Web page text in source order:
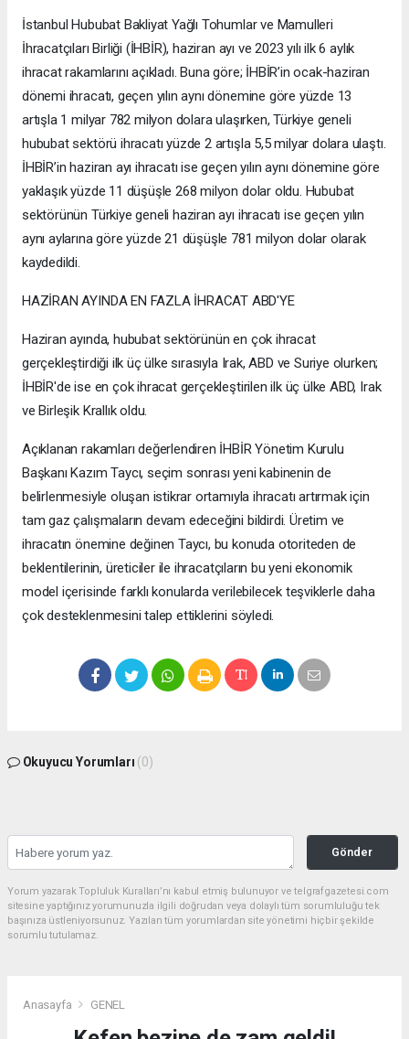
İstanbul Hububat Bakliyat Yağlı Tohumlar ve Mamulleri
İhracatçıları Birliği (İHBİR), haziran ayı ve 2023 yılı ilk 6 aylık
ihracat rakamlarını açıkladı. Buna göre; İHBİR’in ocak-haziran
dönemi ihracatı, geçen yılın aynı dönemine göre yüzde 13
artışla 1 milyar 782 milyon dolara ulaşırken, Türkiye geneli
hububat sektörü ihracatı yüzde 2 artışla 5,5 milyar dolara ulaştı.
İHBİR’in haziran ayı ihracatı ise geçen yılın aynı dönemine göre
yaklaşık yüzde 11 düşüşle 268 milyon dolar oldu. Hububat
sektörünün Türkiye geneli haziran ayı ihracatı ise geçen yılın
aynı aylarına göre yüzde 21 düşüşle 781 milyon dolar olarak
kaydedildi.
HAZİRAN AYINDA EN FAZLA İHRACAT ABD'YE
Haziran ayında, hububat sektörünün en çok ihracat
gerçekleştirdiği ilk üç ülke sırasıyla Irak, ABD ve Suriye olurken;
İHBİR'de ise en çok ihracat gerçekleştirilen ilk üç ülke ABD, Irak
ve Birleşik Krallık oldu.
Açıklanan rakamları değerlendiren İHBİR Yönetim Kurulu
Başkanı Kazım Taycı, seçim sonrası yeni kabinenin de
belirlenmesiyle oluşan istikrar ortamıyla ihracatı artırmak için
tam gaz çalışmaların devam edeceğini bildirdi. Üretim ve
ihracatın önemine değinen Taycı, bu konuda otoriteden de
beklentilerinin, üreticiler ile ihracatçıların bu yeni ekonomik
model içerisinde farklı konularda verilebilecek teşviklerle daha
çok desteklenmesini talep ettiklerini söyledi.
Okuyucu Yorumları (0)
Gönder
Yorum yazarak Topluluk Kuralları’nı kabul etmiş bulunuyor ve telgrafgazetesi.com
sitesine yaptığınız yorumunuzla ilgili doğrudan veya dolaylı tüm sorumluluğu tek
başınıza üstleniyorsunuz. Yazılan tüm yorumlardan site yönetimi hiçbir şekilde
sorumlu tutulamaz.
Anasayfa GENEL